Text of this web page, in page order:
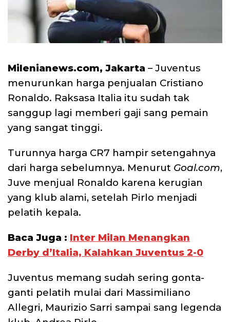
Milenianews.com, Jakarta – Juventus
menurunkan harga penjualan Cristiano
Ronaldo. Raksasa Italia itu sudah tak
sanggup lagi memberi gaji sang pemain
yang sangat tinggi.
Turunnya harga CR7 hampir setengahnya
dari harga sebelumnya. Menurut Goal.com,
Juve menjual Ronaldo karena kerugian
yang klub alami, setelah Pirlo menjadi
pelatih kepala.
Baca Juga : Inter Milan Menangkan
Derby d’Italia, Kalahkan Juventus 2-0
Juventus memang sudah sering gonta-
ganti pelatih mulai dari Massimiliano
Allegri, Maurizio Sarri sampai sang legenda